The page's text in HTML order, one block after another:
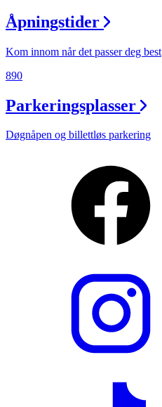
Åpningstider
Kom innom når det passer deg best
890
Parkeringsplasser
Døgnåpen og billettløs parkering